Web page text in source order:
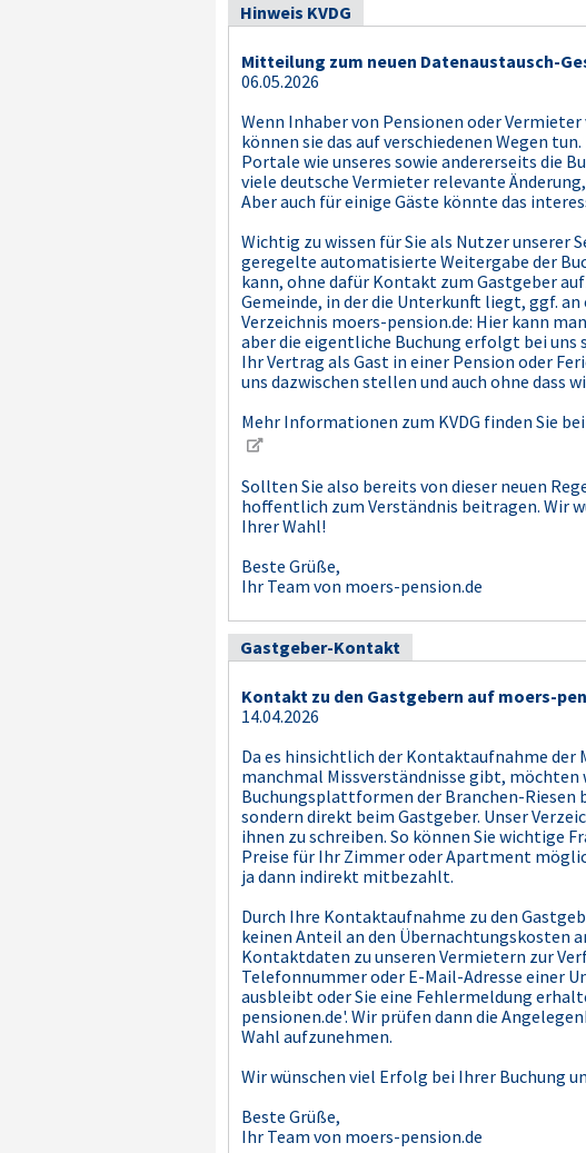
Hinweis KVDG
Mitteilung zum neuen Datenaustausch-
06.05.2026
Wenn Inhaber von Pensionen oder
können sie das auf verschiedenen Wegen
Portale wie unseres sowie andererseits die
viele deutsche Vermieter relevante
Aber auch für einige Gäste könnte das
Wichtig zu wissen für Sie als Nutzer unserer
geregelte automatisierte Weitergabe der
kann, ohne dafür Kontakt zum Gastgeber
Gemeinde, in der die Unterkunft liegt, ggf.
Verzeichnis moers-pension.de: Hier kann
aber die eigentliche Buchung erfolgt bei uns
Ihr Vertrag als Gast in einer Pension oder
uns dazwischen stellen und auch ohne dass
Mehr Informationen zum KVDG finden Sie
Sollten Sie also bereits von dieser neuen
hoffentlich zum Verständnis beitragen. Wir
Ihrer Wahl!
Beste Grüße,
Ihr Team von moers-pension.de
Gastgeber-Kontakt
Kontakt zu den Gastgebern auf moers-
14.04.2026
Da es hinsichtlich der Kontaktaufnahme der
manchmal Missverständnisse gibt, möchten
Buchungsplattformen der Branchen-Riesen
sondern direkt beim Gastgeber. Unser
ihnen zu schreiben. So können Sie wichtige
Preise für Ihr Zimmer oder Apartment
ja dann indirekt mitbezahlt.
Durch Ihre Kontaktaufnahme zu den
keinen Anteil an den Übernachtungskosten
Kontaktdaten zu unseren Vermietern zur
Telefonnummer oder E-Mail-Adresse einer
ausbleibt oder Sie eine Fehlermeldung
pensionen.de'. Wir prüfen dann die
Wahl aufzunehmen.
Wir wünschen viel Erfolg bei Ihrer Buchung
Beste Grüße,
Ihr Team von moers-pension.de